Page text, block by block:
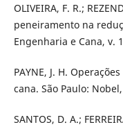
OLIVEIRA, F. R.;
peneiramento na
Engenharia e Cana, v.
PAYNE, J. H.
cana. São Paulo:
SANTOS, D. A.;